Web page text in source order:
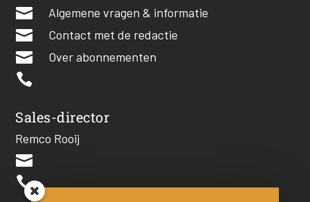
 Algemene vragen & informatie
 Contact met de redactie
 Over abonnementen

Sales-director
Remco Rooij

